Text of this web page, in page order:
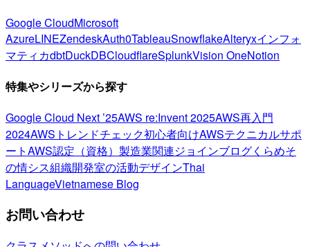
Google CloudMicrosoft
AzureLINEZendeskAuth0TableauSnowflakeAlteryxインフォ
マティカdbtDuckDBCloudflareSplunkVision OneNotion
特集やシリーズから探す
Google Cloud Next ’25AWS re:Invent 2025AWS再入門
2024AWSトレンドチェック初心者向けAWSテクニカルサポ
ートAWS認定（資格） 製造業関連ジョインブログくらめそ
の情シス組織開発室の活動デザインThai
LanguageVietnamese Blog
お問い合わせ